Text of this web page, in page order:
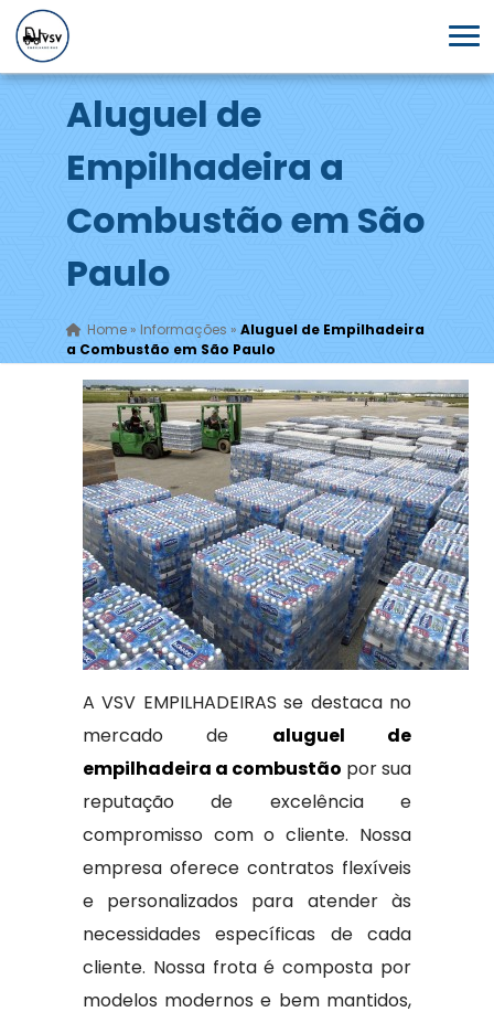
Aluguel de
Empilhadeira a
Combustão em São
Paulo
Home» Informações » Aluguel de Empilhadeira
a Combustão em São Paulo
A VSV EMPILHADEIRAS se destaca no
mercado de aluguel de
empilhadeira a combustão por sua
reputação de excelência e
compromisso com o cliente. Nossa
empresa oferece contratos flexíveis
e personalizados para atender às
necessidades específicas de cada
cliente. Nossa frota é composta por
modelos modernos e bem mantidos,